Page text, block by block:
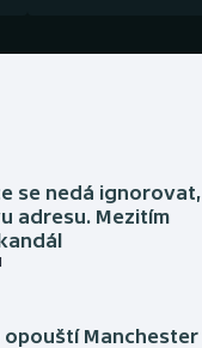
se nedá ignorovat,
adresu. Mezitím
Manchester